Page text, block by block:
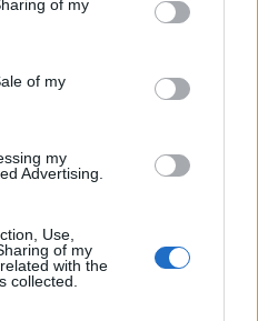
behaviour. You may click to
and its third-party tags to
purposes in below Google
of my
of my
my
Advertising.
Use,
of my
with the
collected.
ΟΤΕ στη διεθνή σειρά
Αρχαίο Θέατρο Επιδαύρου